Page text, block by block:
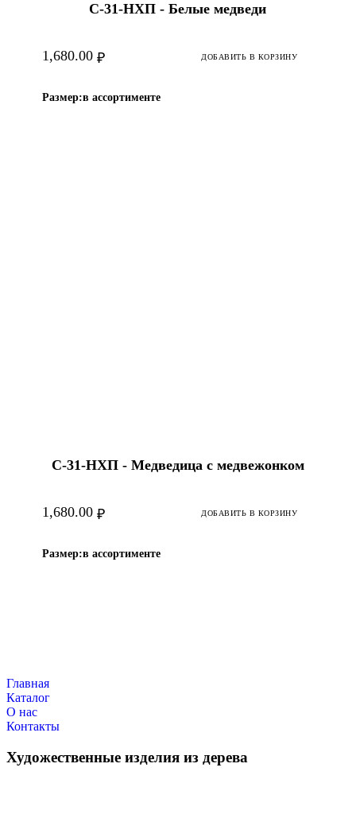
С-31-HХП - Белые медведи
₽
1,680.00 ДОБАВИТЬ В КОРЗИНУ
Размер:в ассортименте
С-31-HХП - Медведица с медвежонком
₽
1,680.00 ДОБАВИТЬ В КОРЗИНУ
Размер:в ассортименте
Главная
Каталог
О нас
Контакты
Художественные изделия из дерева